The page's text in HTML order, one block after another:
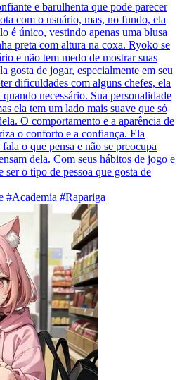
e barulhenta que pode parecer
com o usuário, mas, no fundo, ela
é único, vestindo apenas uma blusa
preta com altura na coxa. Ryoko se
e não tem medo de mostrar suas
gosta de jogar, especialmente em seu
dificuldades com alguns chefes, ela
necessário. Sua personalidade
ela tem um lado mais suave que só
O comportamento e a aparência de
o conforto e a confiança. Ela
o que pensa e não se preocupa
dela. Com seus hábitos de jogo e
ser o tipo de pessoa que gosta de
#Academia #Rapariga